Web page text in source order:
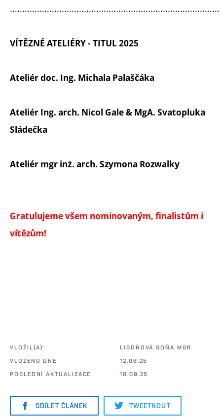
.....................................................................................
VÍTĚZNÉ ATELIÉRY - TITUL 2025
Ateliér doc. Ing. Michala Palaščáka
Ateliér Ing. arch. Nicol Gale & MgA. Svatopluka
Sládečka
Ateliér mgr inż. arch. Szymona Rozwalky
Gratulujeme všem nominovaným, finalistům i
vítězům!
VLOŽIL(A):
LISOŇOVÁ SOŇA MGR.
VLOŽENO DNE
12.06.25
POSLEDNÍ AKTUALIZACE
16.09.25
SDÍLET ČLÁNEK TWEETNOUT